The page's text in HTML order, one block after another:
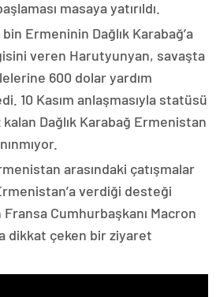
masaya yatırıldı.
Ermeninin Dağlık Karabağ’a
veren Harutyunyan, savaşta
600 dolar yardım
10 Kasım anlaşmasıyla statüsü
Dağlık Karabağ Ermenistan
arasındaki çatışmalar
verdiği desteği
Fransa Cumhurbaşkanı Macron
dikkat çeken bir ziyaret